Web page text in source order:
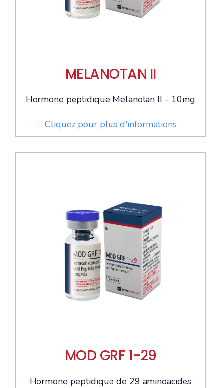
MELANOTAN II
Hormone peptidique Melanotan II - 10mg
Cliquez pour plus d'informations
MOD GRF 1-29
Hormone peptidique de 29 aminoacides